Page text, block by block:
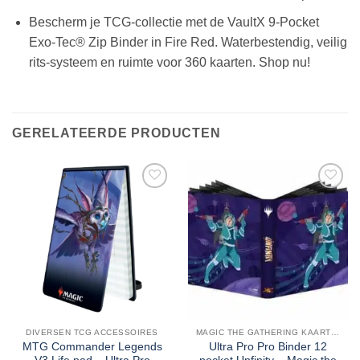
Bescherm je TCG-collectie met de VaultX 9-Pocket
Exo-Tec® Zip Binder in Fire Red. Waterbestendig, veilig
rits-systeem en ruimte voor 360 kaarten. Shop nu!
GERELATEERDE PRODUCTEN
DIVERSEN TCG ACCESSOIRES
MTG Commander Legends
MAGIC THE GATHERING KAARTEN
Ultra Pro Pro Binder 12